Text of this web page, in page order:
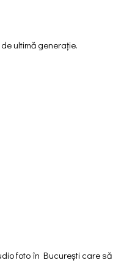
ultimă generație.
foto în București care să